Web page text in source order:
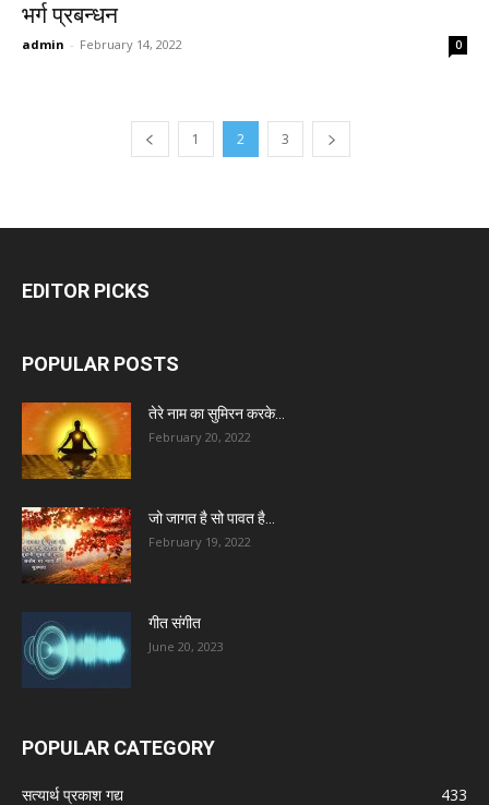
भर्ग प्रबन्धन
admin - February 14, 2022 0
1 2 3
EDITOR PICKS
POPULAR POSTS
तेरे नाम का सुमिरन करके…
February 20, 2022
जो जागत है सो पावत है…
February 19, 2022
गीत संगीत
June 20, 2023
POPULAR CATEGORY
सत्यार्थ प्रकाश गद्य
433